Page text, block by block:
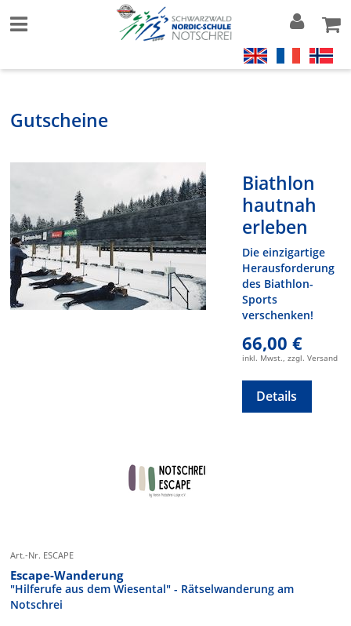
Gutscheine
Biathlon
hautnah
erleben
Die einzigartige
Herausforderung
des Biathlon-
Sports
verschenken!
66,00 €
inkl. Mwst., zzgl. Versand
Details
Art.-Nr. ESCAPE
Escape-Wanderung
"Hilferufe aus dem Wiesental" - Rätselwanderung am
Notschrei